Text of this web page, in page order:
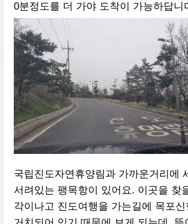
0분정도를 더 가야 도착이 가능하답니
국립진도자연휴양림과 가까운거리에
서려있는 팽목항이 있어요. 이곳을 찾
각이나고 진도여행을 가는길에 목포